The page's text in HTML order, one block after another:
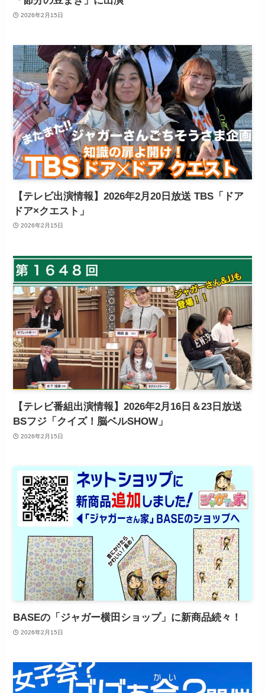
2026年2月15日
【テレビ出演情報】2026年2月20日放送 TBS「ドア
ドア×クエスト」
2026年2月15日
【テレビ番組出演情報】2026年2月16日＆23日放送
BSフジ「クイズ！脳ベルSHOW」
2026年2月15日
BASEの「ジャガー横田ショップ」に新商品続々！
2026年2月15日